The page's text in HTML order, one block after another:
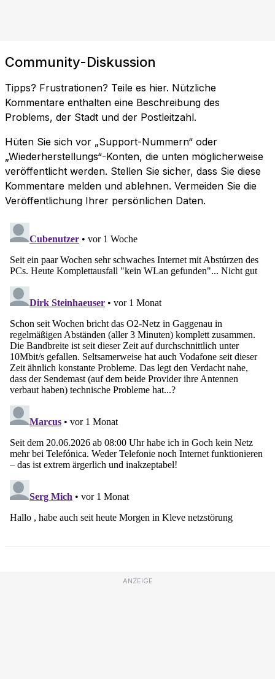
Community-Diskussion
Tipps? Frustrationen? Teile es hier. Nützliche
Kommentare enthalten eine Beschreibung des
Problems, der Stadt und der Postleitzahl.
Hüten Sie sich vor „Support-Nummern“ oder
„Wiederherstellungs“-Konten, die unten möglicherweise
veröffentlicht werden. Stellen Sie sicher, dass Sie diese
Kommentare melden und ablehnen. Vermeiden Sie die
Veröffentlichung Ihrer persönlichen Daten.
ANZEIGE